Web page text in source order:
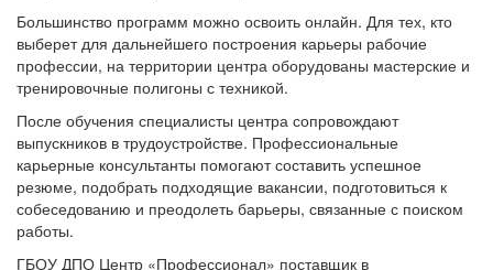
Большинство программ можно освоить онлайн. Для тех, кто
выберет для дальнейшего построения карьеры рабочие
профессии, на территории центра оборудованы мастерские и
тренировочные полигоны с техникой.
После обучения специалисты центра сопровождают
выпускников в трудоустройстве. Профессиональные
карьерные консультанты помогают составить успешное
резюме, подобрать подходящие вакансии, подготовиться к
собеседованию и преодолеть барьеры, связанные с поиском
работы.
ГБОУ ДПО Центр «Профессионал» поставщик в